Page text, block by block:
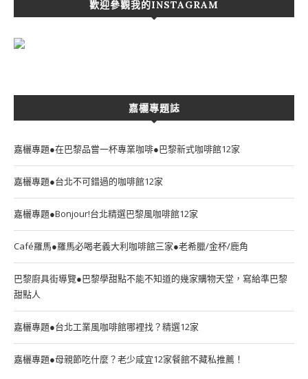
歡迎參觀我的INSTAGRAM
嘉欐專題誌
嘉欐專題●在巴黎品嘗一杯專業咖啡●巴黎新式咖啡館12家
嘉欐專題●台北不可錯過的咖啡館12家
嘉欐專題●Bonjour!台北精選巴黎風咖啡館12家
Café羅馬●羅馬必喝老義大利咖啡館三家●老希臘/金杯/鹿角
巴黎廚具街導覽●巴黎學甜點不能不知道的幾家購物天堂，寫給準巴黎
甜點人
嘉欐專題●台北工業風咖啡館哪裡找？精選12家
嘉欐專題●母親節吃什麼？老少咸宜12家餐館不藏私推薦！